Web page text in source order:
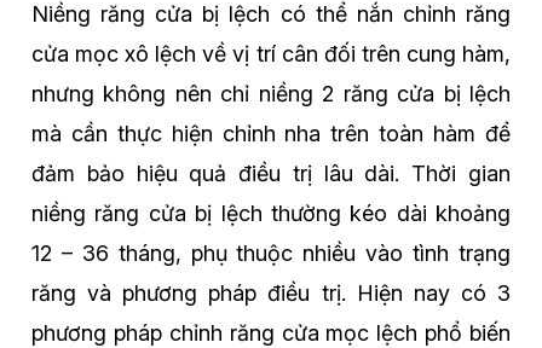
Niềng răng cửa bị lệch có thể nắn chỉnh răng
cửa mọc xô lệch về vị trí cân đối trên cung hàm,
nhưng không nên chỉ niềng 2 răng cửa bị lệch
mà cần thực hiện chỉnh nha trên toàn hàm để
đảm bảo hiệu quả điều trị lâu dài. Thời gian
niềng răng cửa bị lệch thường kéo dài khoảng
12 – 36 tháng, phụ thuộc nhiều vào tình trạng
răng và phương pháp điều trị. Hiện nay có 3
phương pháp chỉnh răng cửa mọc lệch phổ biến